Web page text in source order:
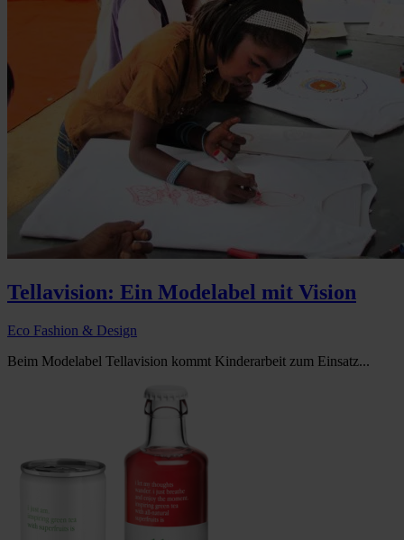
Tellavision: Ein Modelabel mit Vision
Eco Fashion & Design
Beim Modelabel Tellavision kommt Kinderarbeit zum Einsatz...